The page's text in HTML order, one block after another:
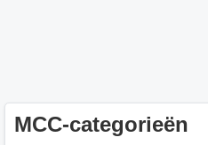
MCC-categorieën